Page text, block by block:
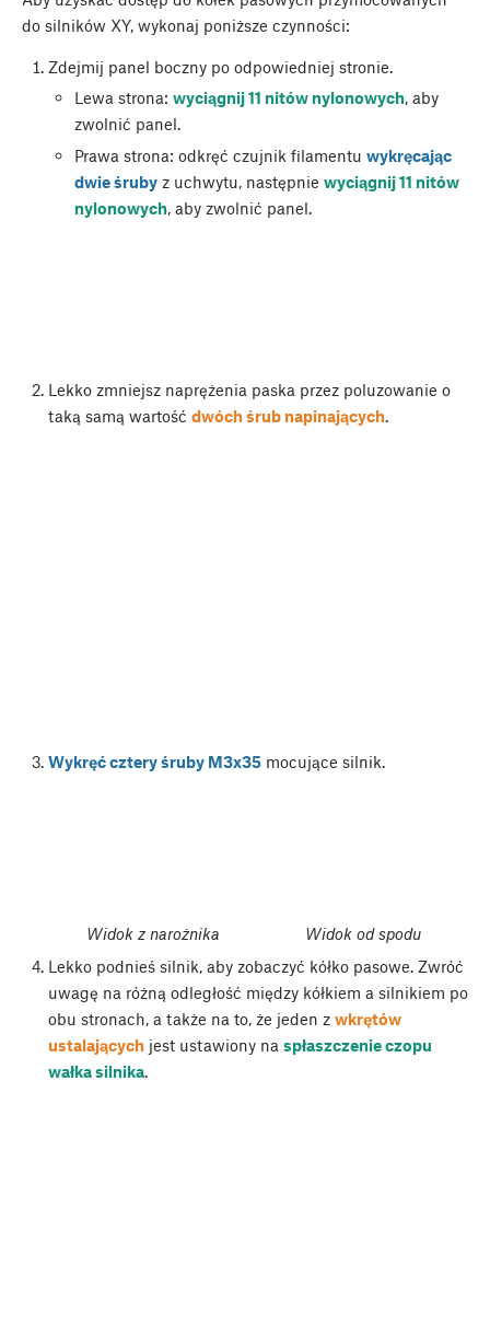
do silników XY, wykonaj poniższe czynności:
Zdejmij panel boczny po odpowiedniej stronie.
Lewa strona: wyciągnij 11 nitów nylonowych, aby
zwolnić panel.
Prawa strona: odkręć czujnik filamentu wykręcając
dwie śrubyz uchwytu, następnie wyciągnij 11 nitów
nylonowych, aby zwolnić panel.
Lekko zmniejsz naprężenia paska przez poluzowanie o
taką samą wartość dwóch śrub napinających.
Wykręć cztery śruby M3x35mocujące silnik.
Widok z narożnika
Widok od spodu
Lekko podnieś silnik, aby zobaczyć kółko pasowe. Zwróć
uwagę na różną odległość między kółkiem a silnikiem po
obu stronach, a także na to, że jeden z wkrętów
ustalającychjest ustawiony na spłaszczenie czopu
wałka silnika.